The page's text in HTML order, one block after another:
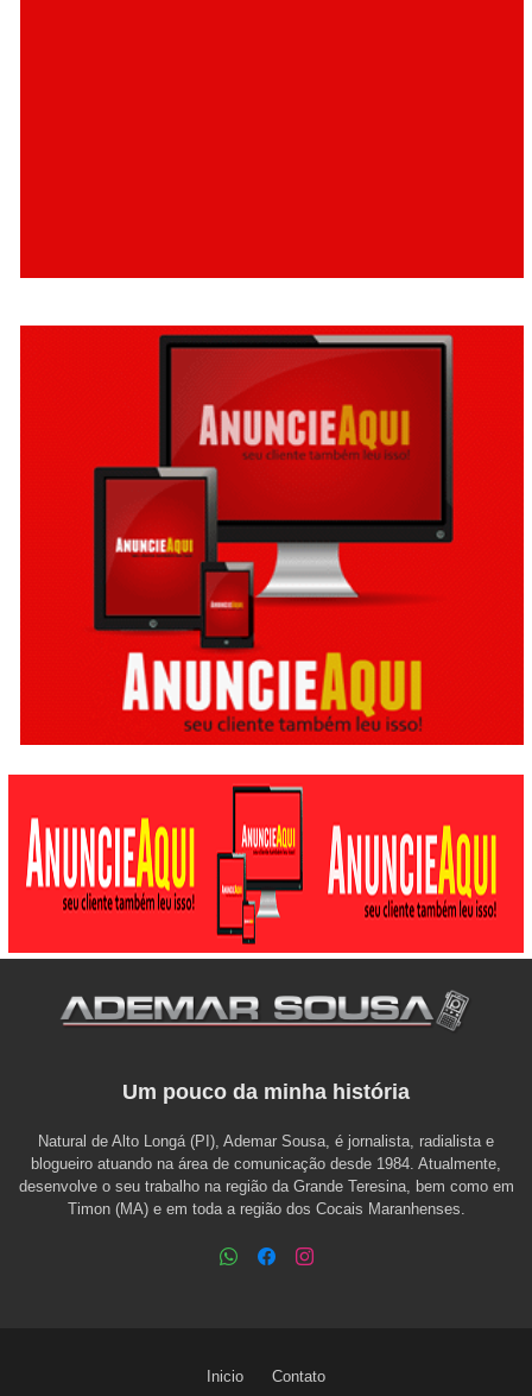
Um pouco da minha história
Natural de Alto Longá (PI), Ademar Sousa, é jornalista, radialista e
blogueiro atuando na área de comunicação desde 1984. Atualmente,
desenvolve o seu trabalho na região da Grande Teresina, bem como em
Timon (MA) e em toda a região dos Cocais Maranhenses.
Inicio Contato